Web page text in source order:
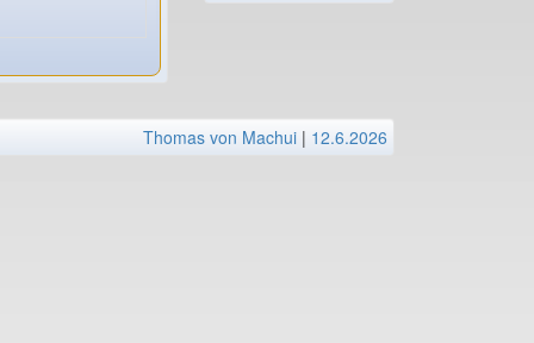
Thomas von Machui | 12.6.2026